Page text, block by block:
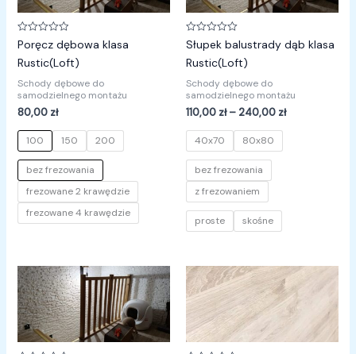
Oceniono
0
na
5
Poręcz dębowa klasa
Rustic(Loft)
Schody dębowe do
samodzielnego montażu
80,00 zł
100 150 200
bez frezowania
frezowane 2 krawędzie
frezowane 4 krawędzie
Oceniono
0
na
5
Słupek balustrady dąb klasa
Rustic(Loft)
Schody dębowe do
samodzielnego montażu
110,00 zł – 240,00 zł
240,00 zł
40x70 80x80
bez frezowania
z frezowaniem
proste skośne